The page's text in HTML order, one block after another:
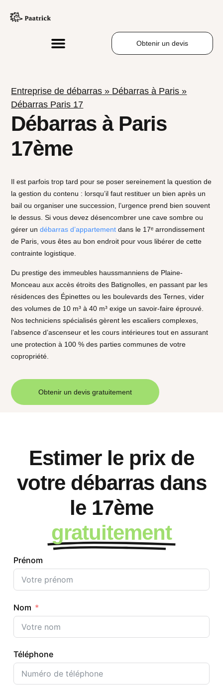
Obtenir un devis
Entreprise de débarras » Débarras à Paris »
Débarras Paris 17
Débarras à Paris
17ème
Il est parfois trop tard pour se poser sereinement la question de
la gestion du contenu : lorsqu’il faut restituer un bien après un
bail ou organiser une succession, l’urgence prend bien souvent
le dessus. Si vous devez désencombrer une cave sombre ou
gérer undébarras d’appartement dans le 17ᵉ arrondissement
de Paris, vous êtes au bon endroit pour vous libérer de cette
contrainte logistique.
Du prestige des immeubles haussmanniens de Plaine-
Monceau aux accès étroits des Batignolles, en passant par les
résidences des Épinettes ou les boulevards des Ternes, vider
des volumes de 10 m³ à 40 m³ exige un savoir-faire éprouvé.
Nos techniciens spécialisés gèrent les escaliers complexes,
l’absence d’ascenseur et les cours intérieures tout en assurant
une protection à 100 % des parties communes de votre
copropriété.
Obtenir un devis gratuitement
Estimer le prix de
votre débarras dans
le 17ème
gratuitement
Prénom
Nom
Téléphone